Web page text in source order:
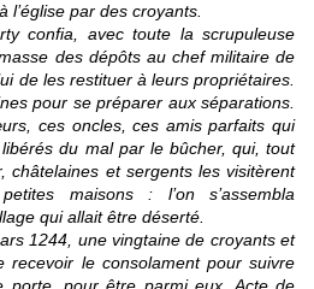
l’église par des croyants.
avec toute la scrupuleuse
des dépôts au chef militaire de
de les restituer à leurs propriétaires.
pour se préparer aux séparations.
ces oncles, ces amis parfaits qui
du mal par le bûcher, qui, tout
châtelaines et sergents les visitèrent
maisons : l’on s’assembla
qui allait être déserté.
une vingtaine de croyants et
recevoir le consolament pour suivre